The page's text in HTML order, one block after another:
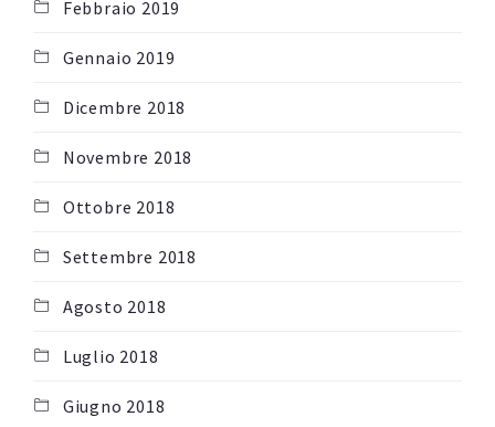
Febbraio 2019
Gennaio 2019
Dicembre 2018
Novembre 2018
Ottobre 2018
Settembre 2018
Agosto 2018
Luglio 2018
Giugno 2018